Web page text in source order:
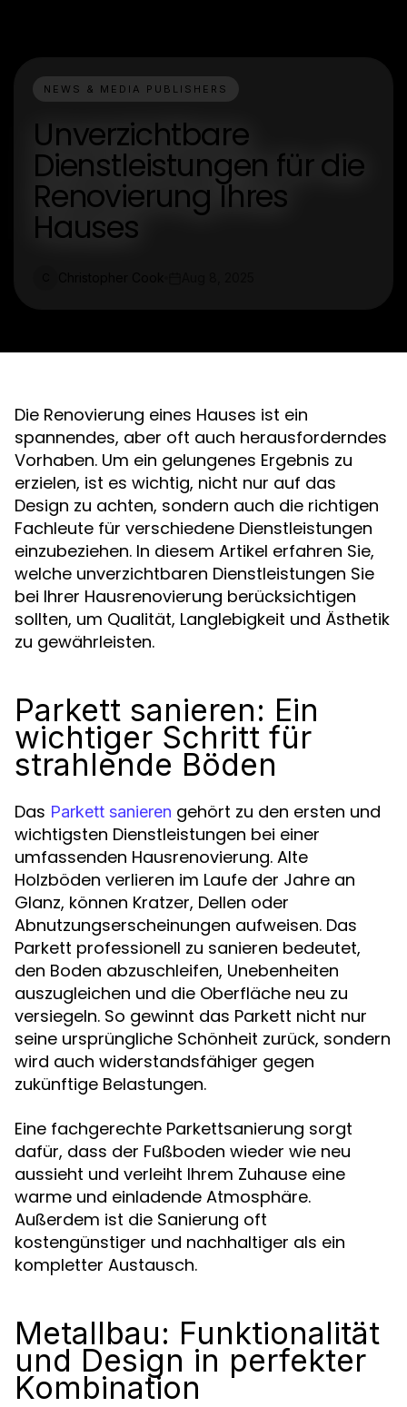
NEWS & MEDIA PUBLISHERS
Unverzichtbare
Dienstleistungen für die
Renovierung Ihres
Hauses
Die Renovierung eines Hauses ist ein
spannendes, aber oft auch herausforderndes
Vorhaben. Um ein gelungenes Ergebnis zu
erzielen, ist es wichtig, nicht nur auf das
Design zu achten, sondern auch die richtigen
Fachleute für verschiedene Dienstleistungen
einzubeziehen. In diesem Artikel erfahren Sie,
welche unverzichtbaren Dienstleistungen Sie
bei Ihrer Hausrenovierung berücksichtigen
sollten, um Qualität, Langlebigkeit und Ästhetik
zu gewährleisten.
Parkett sanieren: Ein
wichtiger Schritt für
strahlende Böden
Das Parkett sanieren gehört zu den ersten und
wichtigsten Dienstleistungen bei einer
umfassenden Hausrenovierung. Alte
Holzböden verlieren im Laufe der Jahre an
Glanz, können Kratzer, Dellen oder
Abnutzungserscheinungen aufweisen. Das
Parkett professionell zu sanieren bedeutet,
den Boden abzuschleifen, Unebenheiten
auszugleichen und die Oberfläche neu zu
versiegeln. So gewinnt das Parkett nicht nur
seine ursprüngliche Schönheit zurück, sondern
wird auch widerstandsfähiger gegen
zukünftige Belastungen.
Eine fachgerechte Parkettsanierung sorgt
dafür, dass der Fußboden wieder wie neu
aussieht und verleiht Ihrem Zuhause eine
warme und einladende Atmosphäre.
Außerdem ist die Sanierung oft
kostengünstiger und nachhaltiger als ein
kompletter Austausch.
Metallbau: Funktionalität
und Design in perfekter
Kombination